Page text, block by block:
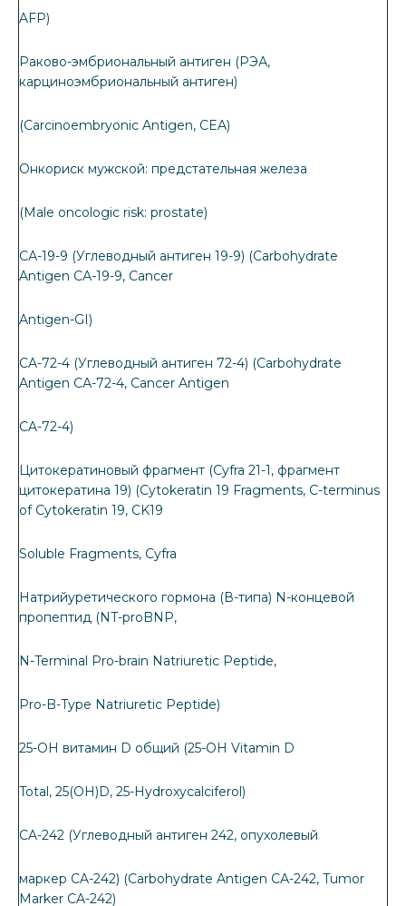
AFP)
Раково-эмбриональный антиген (РЭА,
карциноэмбриональный антиген)
(Carcinoembryonic Antigen, CEA)
Онкориск мужской: предстательная железа
(Male oncologic risk: prostate)
СА-19-9 (Углеводный антиген 19-9) (Carbohydrate
Antigen СА-19-9, Cancer
Antigen-GI)
CA-72-4 (Углеводный антиген 72-4) (Carbohydrate
Antigen СА-72-4, Cancer Antigen
CA-72-4)
Цитокератиновый фрагмент (Cyfra 21-1, фрагмент
цитокератина 19) (Cytokeratin 19 Fragments, C-terminus
of Cytokeratin 19, CK19
Soluble Fragments, Cyfra
Натрийуретического гормона (В-типа) N-концевой
пропептид (NT-proBNP,
N-Terminal Pro-brain Natriuretic Peptide,
Pro-B-Type Natriuretic Peptide)
25-OH витамин D общий (25-OH Vitamin D
Total, 25(OH)D, 25-Hydroxycalciferol)
CA-242 (Углеводный антиген 242, опухолевый
маркер CA-242) (Carbohydrate Antigen СА-242, Tumor
Marker CA-242)